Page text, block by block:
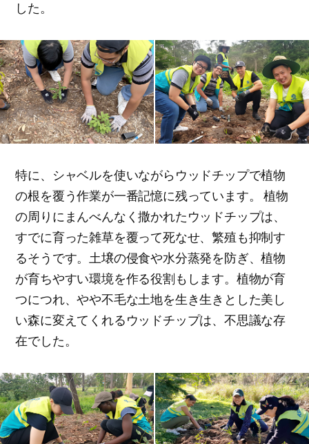
した。
特に、シャベルを使いながらウッドチップで植物
の根を覆う作業が一番記憶に残っています。 植物
の周りにまんべんなく撒かれたウッドチップは、
すでに育った雑草を覆って死なせ、繁殖も抑制す
るそうです。土壌の侵食や水分蒸発を防ぎ、植物
が育ちやすい環境を作る役割もします。植物が育
つにつれ、やや不毛な土地を生き生きとした美し
い森に変えてくれるウッドチップは、不思議な存
在でした。